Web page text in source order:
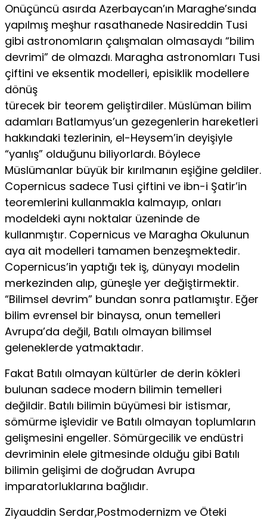
Onüçüncü asırda Azerbaycan’ın Maraghe’sında
yapılmış meşhur rasathanede Nasireddin Tusi
gibi astronomların çalışmalan olmasaydı “bilim
devrimi” de olmazdı. Maragha astronomları Tusi
çiftini ve eksentik modelleri, episiklik modellere
dönüş
türecek bir teorem geliştirdiler. Müslüman bilim
adamları Batlamyus’un gezegenlerin hareketleri
hakkındaki tezlerinin, el-Heysem’in deyişiyle
“yanlış” olduğunu biliyorlardı. Böylece
Müslümanlar büyük bir kırılmanın eşiğine geldiler.
Copernicus sadece Tusi çiftini ve ibn-i Şatir’in
teoremlerini kullanmakla kalmayıp, onları
modeldeki aynı noktalar üzeninde de
kullanmıştır. Copernicus ve Maragha Okulunun
aya ait modelleri tamamen benzeşmektedir.
Copernicus’in yaptığı tek iş, dünyayı modelin
merkezinden alıp, güneşle yer değiştirmektir.
“Bilimsel devrim” bundan sonra patlamıştır. Eğer
bilim evrensel bir binaysa, onun temelleri
Avrupa’da değil, Batılı olmayan bilimsel
geleneklerde yatmaktadır.
Fakat Batılı olmayan kültürler de derin kökleri
bulunan sadece modern bilimin temelleri
değildir. Batılı bilimin büyümesi bir istismar,
sömürme işlevidir ve Batılı olmayan toplumların
gelişmesini engeller. Sömürgecilik ve endüstri
devriminin elele gitmesinde olduğu gibi Batılı
bilimin gelişimi de doğrudan Avrupa
imparatorluklarına bağlıdır.
Ziyauddin Serdar,Postmodernizm ve Öteki